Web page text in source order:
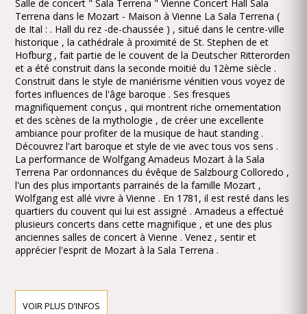
Salle de concert " Sala Terrena " Vienne Concert Hall Sala
Terrena dans le Mozart - Maison à Vienne La Sala Terrena (
de Ital : . Hall du rez -de-chaussée ) , situé dans le centre-ville
historique , la cathédrale à proximité de St. Stephen de et
Hofburg , fait partie de le couvent de la Deutscher Ritterorden
et a été construit dans la seconde moitié du 12ème siècle .
Construit dans le style de maniérisme vénitien vous voyez de
fortes influences de l'âge baroque . Ses fresques
magnifiquement conçus , qui montrent riche ornementation
et des scènes de la mythologie , de créer une excellente
ambiance pour profiter de la musique de haut standing .
Découvrez l'art baroque et style de vie avec tous vos sens .
La performance de Wolfgang Amadeus Mozart à la Sala
Terrena Par ordonnances du évêque de Salzbourg Colloredo ,
l'un des plus importants parrainés de la famille Mozart ,
Wolfgang est allé vivre à Vienne . En 1781, il est resté dans les
quartiers du couvent qui lui est assigné . Amadeus a effectué
plusieurs concerts dans cette magnifique , et une des plus
anciennes salles de concert à Vienne . Venez , sentir et
apprécier l'esprit de Mozart à la Sala Terrena .
VOIR PLUS D’INFOS